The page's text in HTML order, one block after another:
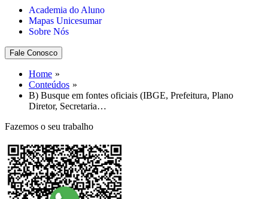
Academia do Aluno
Mapas Unicesumar
Sobre Nós
Fale Conosco
Home
Conteúdos
B) Busque em fontes oficiais (IBGE, Prefeitura, Plano
Diretor, Secretaria…
Fazemos o seu trabalho